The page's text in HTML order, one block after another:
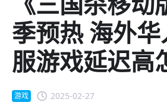
季预热 海外
服游戏延迟高
游戏 2025-02-27